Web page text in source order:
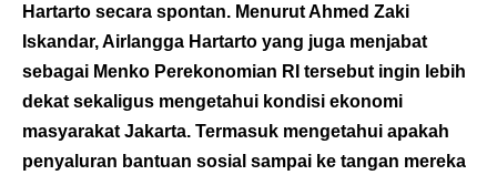
Hartarto secara spontan. Menurut Ahmed Zaki
Iskandar, Airlangga Hartarto yang juga menjabat
sebagai Menko Perekonomian RI tersebut ingin lebih
dekat sekaligus mengetahui kondisi ekonomi
masyarakat Jakarta. Termasuk mengetahui apakah
penyaluran bantuan sosial sampai ke tangan mereka